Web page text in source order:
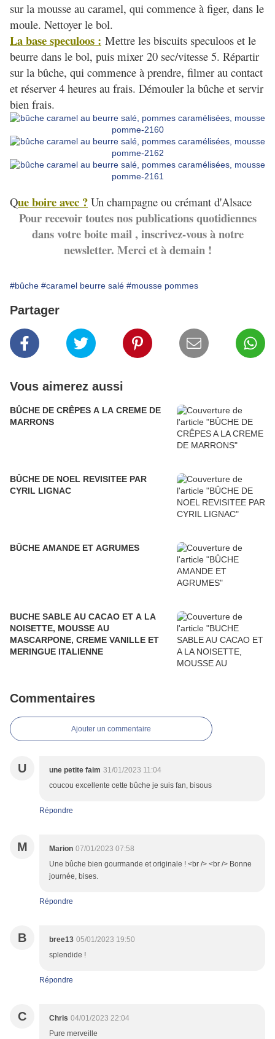
sur la mousse au caramel, qui commence à figer, dans le
moule. Nettoyer le bol.
La base speculoos : Mettre les biscuits speculoos et le
beurre dans le bol, puis mixer 20 sec/vitesse 5. Répartir
sur la bûche, qui commence à prendre, filmer au contact
et réserver 4 heures au frais. Démouler la bûche et servir
bien frais.
Que boire avec ? Un champagne ou crémant d'Alsace
Pour recevoir toutes nos publications quotidiennes
dans votre boite mail , inscrivez-vous à notre
newsletter. Merci et à demain !
#bûche #caramel beurre salé #mousse pommes
Partager
Vous aimerez aussi
BÛCHE DE CRÊPES A LA CREME DE
MARRONS
BÛCHE DE NOEL REVISITEE PAR
CYRIL LIGNAC
BÛCHE AMANDE ET AGRUMES
BUCHE SABLE AU CACAO ET A LA
NOISETTE, MOUSSE AU
MASCARPONE, CREME VANILLE ET
MERINGUE ITALIENNE
Commentaires
Ajouter un commentaire
U une petite faim 31/01/2023 11:04
coucou excellente cette bûche je suis fan, bisous
Répondre
M Marion 07/01/2023 07:58
Une bûche bien gourmande et originale ! <br /> <br /> Bonne
journée, bises.
Répondre
B bree13 05/01/2023 19:50
splendide !
Répondre
C Chris 04/01/2023 22:04
Pure merveille